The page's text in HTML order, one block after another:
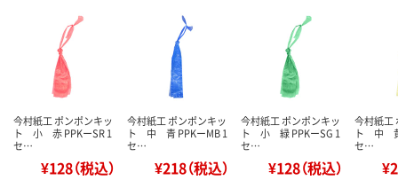
今村紙工 ポンポンキッ
ト 小 赤 PPKーSR 1
セ…
¥128（税込）
今村紙工 ポンポンキッ
ト 中 青 PPKーMB 1
セ…
¥218（税込）
今村紙工 ポンポンキッ
ト 小 緑 PPKーSG 1
セ…
¥128（税込）
今村紙工
ト 中 黄
セ…